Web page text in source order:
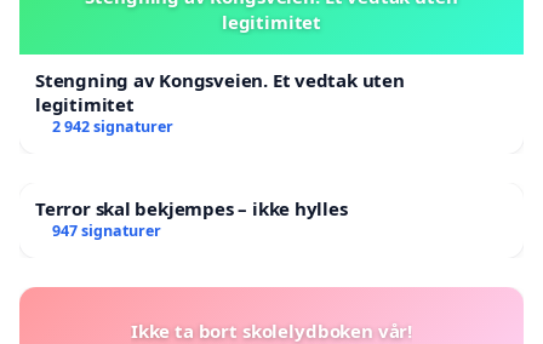
legitimitet
Stengning av Kongsveien. Et vedtak uten
legitimitet
2 942 signaturer
Terror skal bekjempes – ikke hylles
947 signaturer
Ikke ta bort skolelydboken vår!